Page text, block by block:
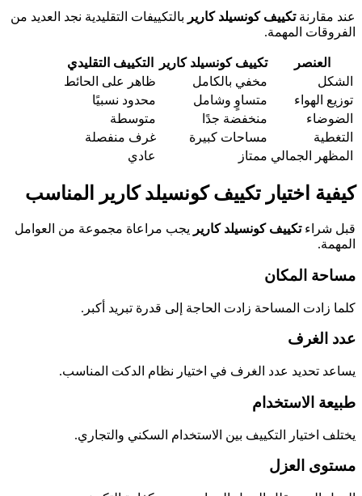
عند مقارنةتكييف كونسيلد كارير بالتكييفات التقليدية نجد العديد من
الفروقات المهمة.
العنصر تكييف كونسيلد كارير
التكييف التقليدي
الشكل
مخفي بالكامل
ظاهر على الحائط
توزيع الهواء
متساوٍ وشامل
محدود نسبيًا
الضوضاء
منخفضة جدًا
متوسطة
التغطية
مساحات كبيرة
غرف منفصلة
المظهر الجمالي ممتاز عادي
كيفية اختيار تكييف كونسيلد كارير المناسب
قبل شراءتكييف كونسيلد كارير يجب مراعاة مجموعة من العوامل
المهمة.
مساحة المكان
كلما زادت المساحة زادت الحاجة إلى قدرة تبريد أكبر.
عدد الغرف
يساعد تحديد عدد الغرف في اختيار نظام الدكت المناسب.
طبيعة الاستخدام
يختلف اختيار التكييف بين الاستخدام السكني والتجاري.
مستوى العزل